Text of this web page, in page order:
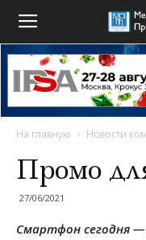
На главную Новости
Промо
27/06/2021
Смартфон сегодня